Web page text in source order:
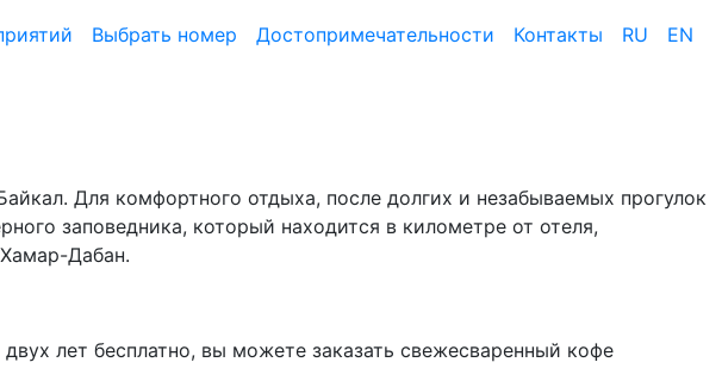
Выбрать номер Достопримеча­тельности Контакты RU EN
Для комфортного отдыха, после долгих и незабываемых прогулок
заповедника, который находится в километре от отеля,
Дабан.
лет бесплатно, вы можете заказать свежесваренный кофе